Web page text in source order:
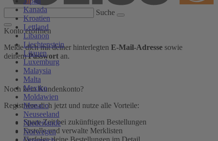
Kanada
Kroatien
Lettland
Libanon
Liechtenstein
Litauen
Luxemburg
Malaysia
Malta
Mexiko
Moldawien
Monaco
Neuseeland
Niederlande
Norwegen
Suche
Konto eröffnen
Melde dich mit deiner hinterlegten E-Mail-Adresse sowie
deinemPasswort an.
Noch kein Kundenkonto?
Registriere dich jetzt und nutze alle Vorteile:
Spare Zeit bei zukünftigen Bestellungen
Erstelle und verwalte Merklisten